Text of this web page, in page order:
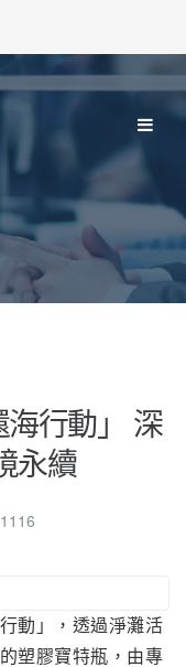
行動」 深
永續
1116
動」，透過淨灘活
塑膠寶特瓶，由專